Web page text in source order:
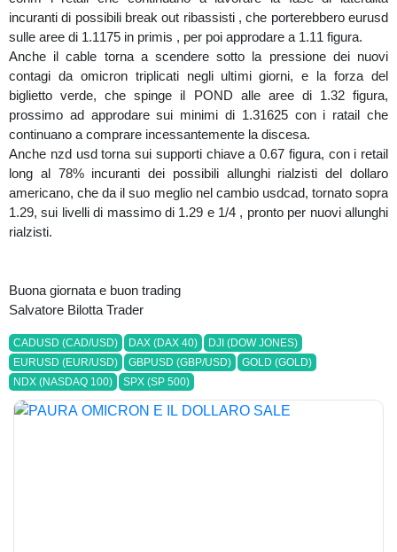
incuranti di possibili break out ribassisti , che porterebbero eurusd
sulle aree di 1.1175 in primis , per poi approdare a 1.11 figura.
Anche il cable torna a scendere sotto la pressione dei nuovi
contagi da omicron triplicati negli ultimi giorni, e la forza del
biglietto verde, che spinge il POND alle aree di 1.32 figura,
prossimo ad approdare sui minimi di 1.31625 con i ratail che
continuano a comprare incessantemente la discesa.
Anche nzd usd torna sui supporti chiave a 0.67 figura, con i retail
long al 78% incuranti dei possibili allunghi rialzisti del dollaro
americano, che da il suo meglio nel cambio usdcad, tornato sopra
1.29, sui livelli di massimo di 1.29 e 1/4 , pronto per nuovi allunghi
rialzisti.
Buona giornata e buon trading
Salvatore Bilotta Trader
CADUSD (CAD/USD) DAX (DAX 40)
DJI (DOW JONES)
EURUSD (EUR/USD)
GBPUSD (GBP/USD)
GOLD (GOLD)
NDX (NASDAQ 100)
SPX (SP 500)